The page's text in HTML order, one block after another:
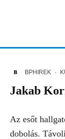
BPHIREK ·
Jakab
Az esőt
dobolás.